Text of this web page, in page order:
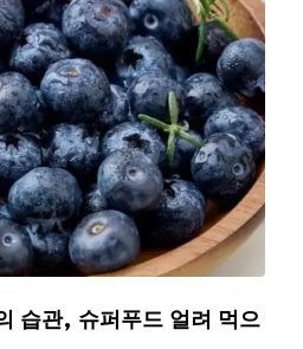
습관, 슈퍼푸드 얼려 먹으